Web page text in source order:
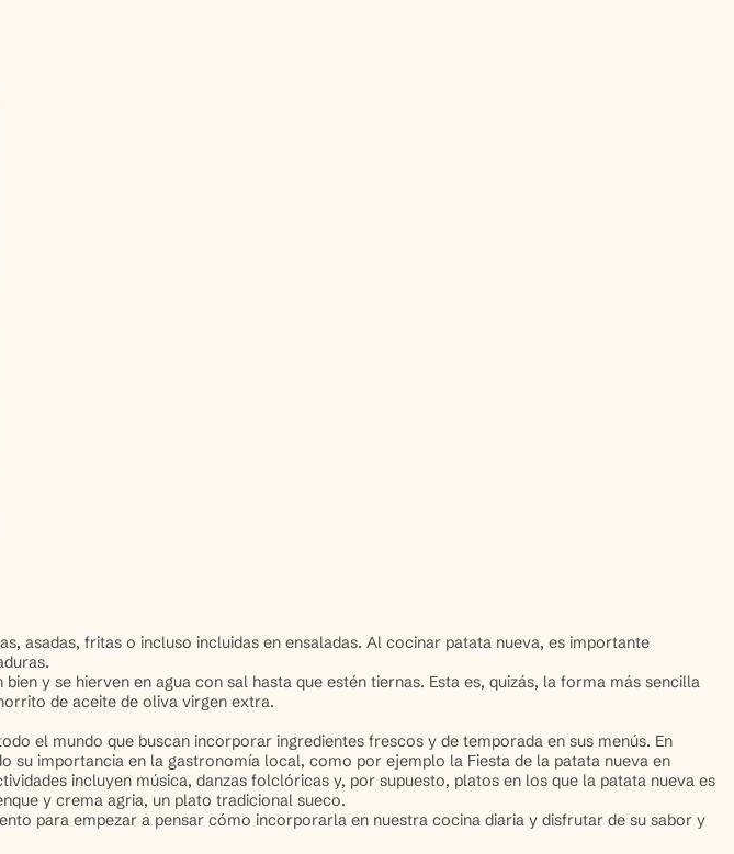
asadas, fritas o incluso incluidas en ensaladas. Al cocinar patata nueva, es importante
y se hierven en agua con sal hasta que estén tiernas. Esta es, quizás, la forma más sencilla
de aceite de oliva virgen extra.
el mundo que buscan incorporar ingredientes frescos y de temporada en sus menús. En
importancia en la gastronomía local, como por ejemplo la Fiesta de la patata nueva en
incluyen música, danzas folclóricas y, por supuesto, platos en los que la patata nueva es
y crema agria, un plato tradicional sueco.
para empezar a pensar cómo incorporarla en nuestra cocina diaria y disfrutar de su sabor y